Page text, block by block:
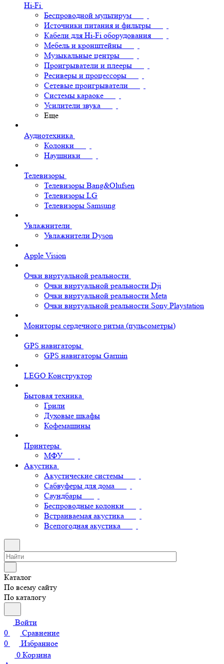
Hi-Fi
Беспроводной мультирум
Источники питания и фильтры
Кабели для Hi-Fi оборудования
Мебель и кронштейны
Музыкальные центры
Проигрыватели и плееры
Ресиверы и процессоры
Сетевые проигрыватели
Системы караоке
Усилители звука
Еще
Аудиотехника
Колонки
Наушники
Телевизоры
Телевизоры Bang&Olufsen
Телевизоры LG
Телевизоры Samsung
Увлажнители
Увлажнители Dyson
Apple Vision
Очки виртуальной реальности
Очки виртуальной реальности Dji
Очки виртуальной реальности Meta
Очки виртуальной реальности Sony Playstation
Мониторы сердечного ритма (пульсометры)
GPS навигаторы
GPS навигаторы Garmin
LEGO Конструктор
Бытовая техника
Грили
Духовые шкафы
Кофемашины
Принтеры
МФУ
Акустика
Акустические системы
Сабвуферы для дома
Саундбары
Беспроводные колонки
Встраиваемая акустика
Всепогодная акустика
Каталог
По всему сайту
По каталогу
Войти
0
Сравнение
0
Избранное
0 Корзина